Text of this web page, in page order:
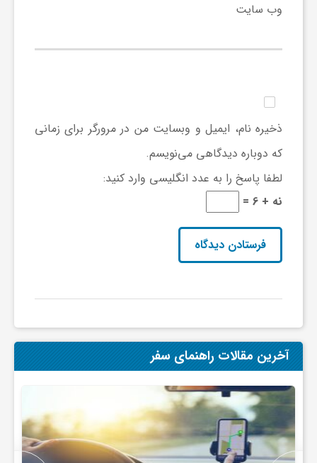
وب‌ سایت
ذخیره نام، ایمیل و وبسایت من در مرورگر برای زمانی
که دوباره دیدگاهی می‌نویسم.
لطفا پاسخ را به عدد انگلیسی وارد کنید:
نه + 6 =
آخرین مقالات راهنمای سفر